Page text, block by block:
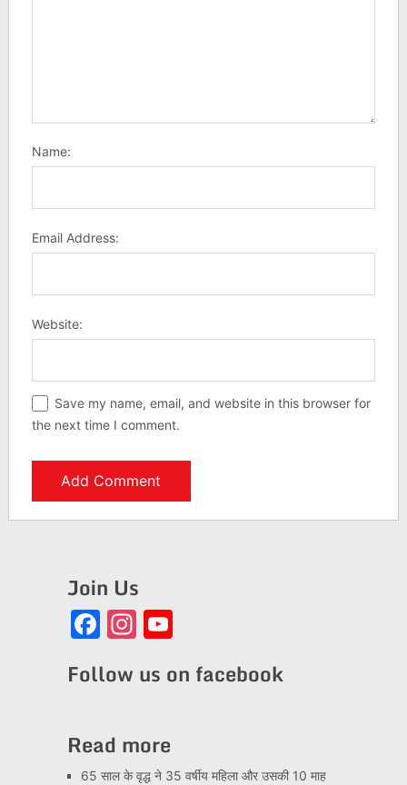
Name:
Email Address:
Website:
Save my name, email, and website in this browser for
the next time I comment.
Join Us
Facebook
Instagram
YouTube
Follow us on facebook
Read more
65 साल के वृद्ध ने 35 वर्षीय महिला और उसकी 10 माह